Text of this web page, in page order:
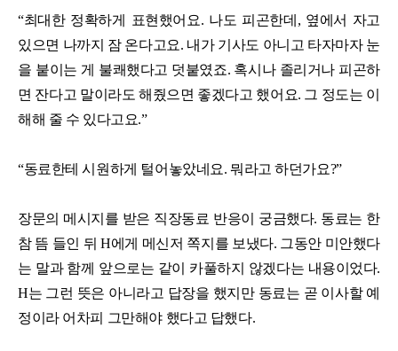
“최대한 정확하게 표현했어요. 나도 피곤한데, 옆에서 자고
있으면 나까지 잠 온다고요. 내가 기사도 아니고 타자마자 눈
을 붙이는 게 불쾌했다고 덧붙였죠. 혹시나 졸리거나 피곤하
면 잔다고 말이라도 해줬으면 좋겠다고 했어요. 그 정도는 이
해해 줄 수 있다고요.”
“동료한테 시원하게 털어놓았네요. 뭐라고 하던가요?”
장문의 메시지를 받은 직장동료 반응이 궁금했다. 동료는 한
참 뜸 들인 뒤 H에게 메신저 쪽지를 보냈다. 그동안 미안했다
는 말과 함께 앞으로는 같이 카풀하지 않겠다는 내용이었다.
H는 그런 뜻은 아니라고 답장을 했지만 동료는 곧 이사할 예
정이라 어차피 그만해야 했다고 답했다.